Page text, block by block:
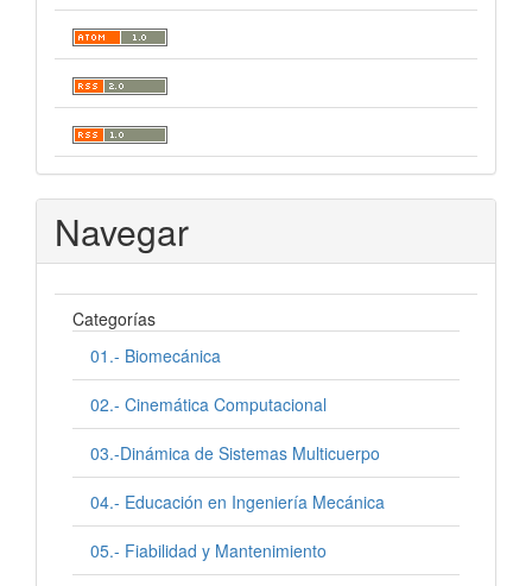
Navegar
Categorías
01.- Biomecánica
02.- Cinemática Computacional
03.-Dinámica de Sistemas Multicuerpo
04.- Educación en Ingeniería Mecánica
05.- Fiabilidad y Mantenimiento